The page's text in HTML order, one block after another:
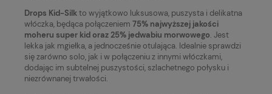
Drops Kid-Silkto wyjątkowo luksusowa, puszysta i delikatna
włóczka, będąca połączeniem 75% najwyższej jakości
moheru super kid oraz 25% jedwabiu morwowego. Jest
lekka jak mgiełka, a jednocześnie otulająca. Idealnie sprawdzi
się zarówno solo, jak i w połączeniu z innymi włóczkami,
dodając im subtelnej puszystości, szlachetnego połysku i
niezrównanej trwałości.